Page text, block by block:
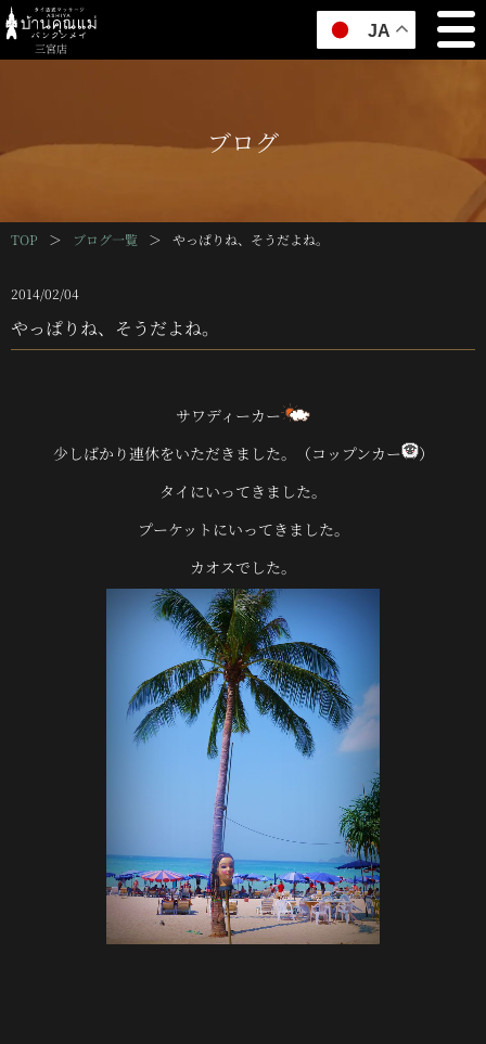
三宮店
ブログ
TOP ＞ ブログ一覧 ＞ やっぱりね、そうだよね。
2014/02/04
やっぱりね、そうだよね。
サワディーカー
少しばかり連休をいただきました。（コップンカー
）
タイにいってきました。
プーケットにいってきました。
カオスでした。
JA